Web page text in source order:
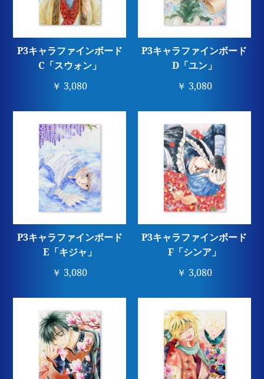
P3キャラファインボード
C「スウォン」
￥ 3,080
P3キャラファインボード
D「ユン」
￥ 3,080
P3キャラファインボード
E「キジャ」
￥ 3,080
P3キャラファインボード
F「シンア」
￥ 3,080